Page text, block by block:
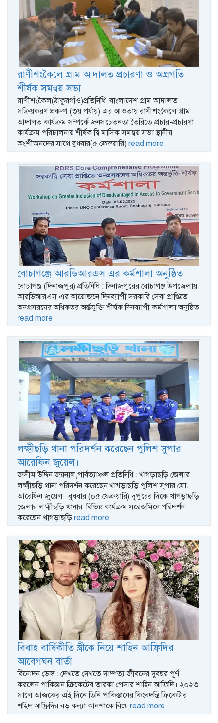
রাণীশংকৈলে গ্রাম আদালত প্রচারণা ও অগ্রগতি
শীর্ষক সমন্বয় সভা
রাণীশংকৈল(ঠাকুরগাঁও)প্রতিনিধি :বাংলাদেশ গ্রাম আদালত
সক্রিয়করণ প্রকল্প (৩য় পর্যায়) এর আওতায় রাণীশংকৈলে গ্রাম
আদালত কার্যক্রম সম্পর্কে জনসচেতনতা তৈরিতে প্রচার-প্রচারণা
কার্যক্রম পরিচালনায় শীর্ষক দ্বি মাসিক সমন্বয় সভা স্থানীয়
অংশীজনদের সাথে বুধবার(৫ ফেব্রুয়ারি) read more
বোচাগঞ্জে আরডিআরএস এর কর্মশালা অনুষ্ঠিত
বোচাগঞ্জ (দিনাজপুর) প্রতিনিধি : দিনাজপুরের বোচাগঞ্জ উপজেলায়
আরডিআরএস এর আয়োজনে দিনব্যাপী সরকারি সেবা প্রাপ্তিতে
অনগ্রসরদের অধিকতর অর্ন্তভুক্তি শীর্ষক দিনব্যাপী কর্মশালা অনুষ্ঠিত
read more
লক্ষ্মীছড়ি থানা পরিদর্শন করেছেন পুলিশ সুপার
আরেফিন জুয়েল।
জসীম উদ্দিন জয়নাল,পার্বত্যাঞ্চল প্রতিনিধি : খাগড়াছড়ি জেলার
লক্ষ্মীছড়ি থানা পরিদর্শন করেছেন খাগড়াছড়ি পুলিশ সুপার মো.
আরেফিন জুয়েল। বুধবার (০৫ ফেব্রুয়ারি) দুপুরের দিকে খাগড়াছড়ি
জেলার লক্ষ্মীছড়ি থানার বিভিন্ন কার্যক্রম সরেজমিনে পরিদর্শন
করেছেন খাগড়াছড়ি read more
বিবাহ বার্ষিকীতি স্ত্রীকে নিয়ে শাহিন আফ্রিদির
আবেগঘন বার্তা
বিনোদন ডেস্ক : দেখতে দেখতে দাম্পত্য জীবনের দুবছর পূর্ণ
করলেন পাকিস্তান ক্রিকেটের তারকা পেসার শাহিন আফ্রিদি। ২০২৩
সালে আজকের এই দিনে তিনি পাকিস্তানের কিংবদন্তি ক্রিকেটার
শহিদ আফ্রিদির বড় কন্যা আনশাকে বিয়েread more